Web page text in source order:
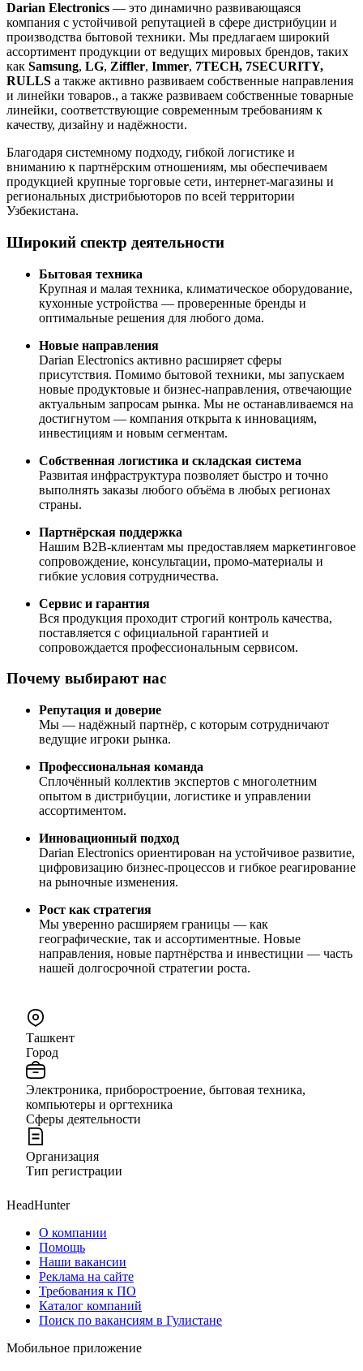
Darian Electronics — это динамично развивающаяся
компания с устойчивой репутацией в сфере дистрибуции и
производства бытовой техники. Мы предлагаем широкий
ассортимент продукции от ведущих мировых брендов, таких
как Samsung, LG, Ziffler, Immer, 7TECH, 7SECURITY,
RULLS а также активно развиваем собственные направления
и линейки товаров., а также развиваем собственные товарные
линейки, соответствующие современным требованиям к
качеству, дизайну и надёжности.
Благодаря системному подходу, гибкой логистике и
вниманию к партнёрским отношениям, мы обеспечиваем
продукцией крупные торговые сети, интернет-магазины и
региональных дистрибьюторов по всей территории
Узбекистана.
Широкий спектр деятельности
Бытовая техника
Крупная и малая техника, климатическое оборудование,
кухонные устройства — проверенные бренды и
оптимальные решения для любого дома.
Новые направления
Darian Electronics активно расширяет сферы
присутствия. Помимо бытовой техники, мы запускаем
новые продуктовые и бизнес-направления, отвечающие
актуальным запросам рынка. Мы не останавливаемся на
достигнутом — компания открыта к инновациям,
инвестициям и новым сегментам.
Собственная логистика и складская система
Развитая инфраструктура позволяет быстро и точно
выполнять заказы любого объёма в любых регионах
страны.
Партнёрская поддержка
Нашим B2B-клиентам мы предоставляем маркетинговое
сопровождение, консультации, промо-материалы и
гибкие условия сотрудничества.
Сервис и гарантия
Вся продукция проходит строгий контроль качества,
поставляется с официальной гарантией и
сопровождается профессиональным сервисом.
Почему выбирают нас
Репутация и доверие
Мы — надёжный партнёр, с которым сотрудничают
ведущие игроки рынка.
Профессиональная команда
Сплочённый коллектив экспертов с многолетним
опытом в дистрибуции, логистике и управлении
ассортиментом.
Инновационный подход
Darian Electronics ориентирован на устойчивое развитие,
цифровизацию бизнес-процессов и гибкое реагирование
на рыночные изменения.
Рост как стратегия
Мы уверенно расширяем границы — как
географические, так и ассортиментные. Новые
направления, новые партнёрства и инвестиции — часть
нашей долгосрочной стратегии роста.
Ташкент
Город
Электроника, приборостроение, бытовая техника,
компьютеры и оргтехника
Сферы деятельности
Организация
Тип регистрации
HeadHunter
О компании
Помощь
Наши вакансии
Реклама на сайте
Требования к ПО
Каталог компаний
Поиск по вакансиям в Гулистане
Мобильное приложение